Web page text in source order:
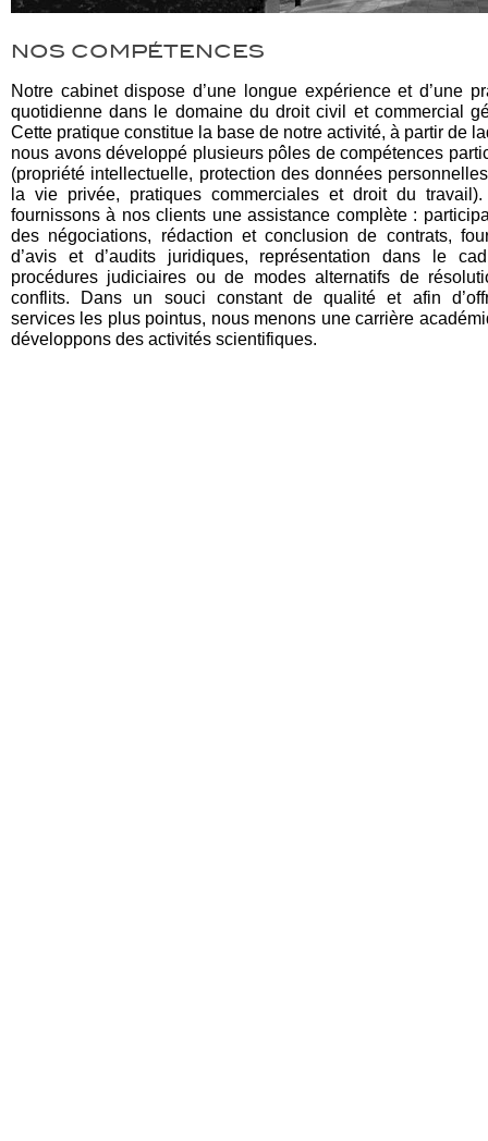
NOS COMPÉTENCES
Notre cabinet dispose d’une longue expérience et d’une
quotidienne dans le domaine du droit civil et commercial
Cette pratique constitue la base de notre activité, à partir de
nous avons développé plusieurs pôles de compétences
(propriété intellectuelle, protection des données
la vie privée, pratiques commerciales et droit du
fournissons à nos clients une assistance complète :
des négociations, rédaction et conclusion de contrats,
d’avis et d’audits juridiques, représentation dans le
procédures judiciaires ou de modes alternatifs de
conflits. Dans un souci constant de qualité et afin
services les plus pointus, nous menons une carrière
développons des activités scientifiques.